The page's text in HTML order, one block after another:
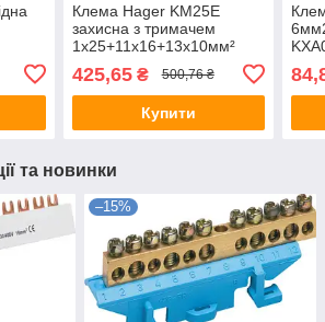
Клема Hager KM25E
захисна з тримачем
1х25+11x16+13x10мм²
425,65₴ 500,76 ₴
Купити
та новинки
–15%